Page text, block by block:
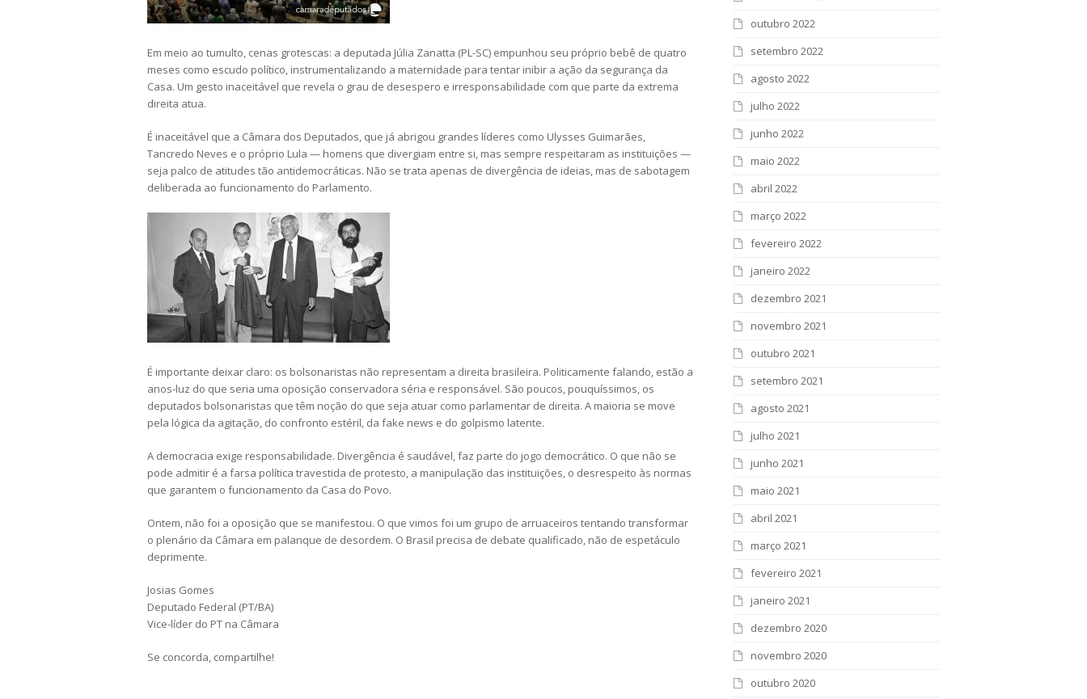
Em meio ao tumulto, cenas grotescas: a deputada Júlia Zanatta (PL-SC) empunhou seu próprio bebê de quatro
meses como escudo político, instrumentalizando a maternidade para tentar inibir a ação da segurança da
Casa. Um gesto inaceitável que revela o grau de desespero e irresponsabilidade com que parte da extrema
direita atua.
É inaceitável que a Câmara dos Deputados, que já abrigou grandes líderes como Ulysses Guimarães,
Tancredo Neves e o próprio Lula — homens que divergiam entre si, mas sempre respeitaram as instituições —
seja palco de atitudes tão antidemocráticas. Não se trata apenas de divergência de ideias, mas de sabotagem
deliberada ao funcionamento do Parlamento.
É importante deixar claro: os bolsonaristas não representam a direita brasileira. Politicamente falando, estão a
anos-luz do que seria uma oposição conservadora séria e responsável. São poucos, pouquíssimos, os
deputados bolsonaristas que têm noção do que seja atuar como parlamentar de direita. A maioria se move
pela lógica da agitação, do confronto estéril, da fake news e do golpismo latente.
A democracia exige responsabilidade. Divergência é saudável, faz parte do jogo democrático. O que não se
pode admitir é a farsa política travestida de protesto, a manipulação das instituições, o desrespeito às normas
que garantem o funcionamento da Casa do Povo.
Ontem, não foi a oposição que se manifestou. O que vimos foi um grupo de arruaceiros tentando transformar
o plenário da Câmara em palanque de desordem. O Brasil precisa de debate qualificado, não de espetáculo
deprimente.
Josias Gomes
Deputado Federal (PT/BA)
Vice-líder do PT na Câmara
Se concorda, compartilhe!
outubro 2022
setembro 2022
agosto 2022
julho 2022
junho 2022
maio 2022
abril 2022
março 2022
fevereiro 2022
janeiro 2022
dezembro 2021
novembro 2021
outubro 2021
setembro 2021
agosto 2021
julho 2021
junho 2021
maio 2021
abril 2021
março 2021
fevereiro 2021
janeiro 2021
dezembro 2020
novembro 2020
outubro 2020